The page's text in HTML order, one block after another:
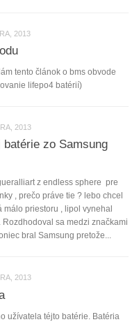
2013
tento článok o bms obvode
lifepo4 batérií)
2013
zo Samsung
z endless sphere pre
, prečo práve tie ? lebo chcel
priestoru , lipol vynehal
sa medzi značkami
bral Samsung pretože...
2013
užívatela téjto batérie. Batéria